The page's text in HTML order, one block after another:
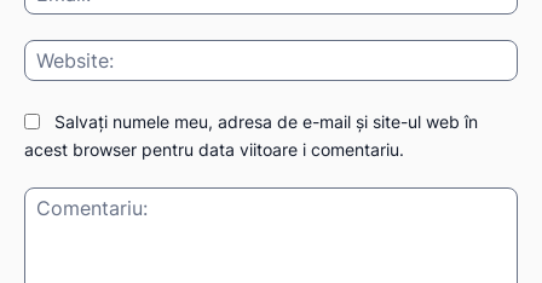
Salvați numele meu, adresa de e-mail și site-ul web în
acest browser pentru data viitoare i comentariu.